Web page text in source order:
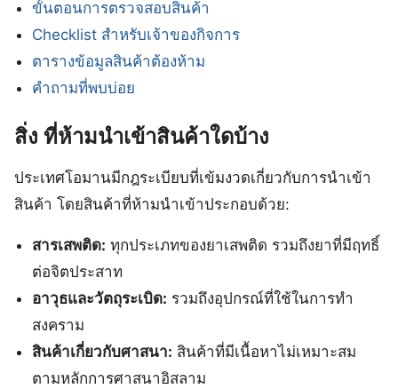
ขั้นตอนการตรวจสอบสินค้า
Checklist สำหรับเจ้าของกิจการ
ตารางข้อมูลสินค้าต้องห้าม
คำถามที่พบบ่อย
สิ่ง ที่ห้ามนำเข้าสินค้าใดบ้าง
ประเทศโอมานมีกฎระเบียบที่เข้มงวดเกี่ยวกับการนำเข้า
สินค้า โดยสินค้าที่ห้ามนำเข้าประกอบด้วย:
สารเสพติด: ทุกประเภทของยาเสพติด รวมถึงยาที่มีฤทธิ์
ต่อจิตประสาท
อาวุธและวัตถุระเบิด: รวมถึงอุปกรณ์ที่ใช้ในการทำ
สงคราม
สินค้าเกี่ยวกับศาสนา: สินค้าที่มีเนื้อหาไม่เหมาะสม
ตามหลักการศาสนาอิสลาม